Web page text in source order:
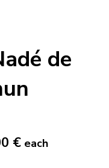
de
€ each